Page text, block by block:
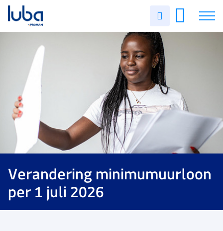
Uren
Vacatures
Over ons
Voor werkgevers
Contact
Verandering minimumuurloon
per 1 juli 2026